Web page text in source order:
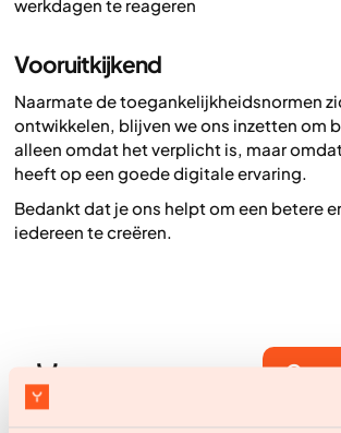
werkdagen te reageren
Vooruitkijkend
Naarmate de toegankelijkheidsnormen
ontwikkelen, blijven we ons inzetten om
alleen omdat het verplicht is, maar
heeft op een goede digitale ervaring.
Bedankt dat je ons helpt om een betere
iedereen te creëren.
Ga
Ga